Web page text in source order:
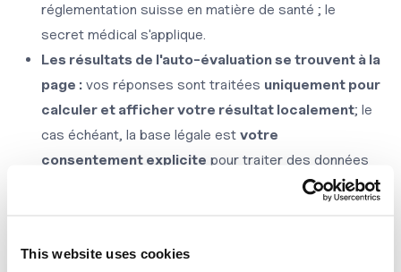
This website uses cookies
réglementation suisse en matière de santé ; le
secret médical s'applique.
Les résultats de l'auto-évaluation se trouvent à la
page : vos réponses sont traitées uniquement pour
calculer et afficher votre résultat localement; le
cas échéant, la base légale estvotre
consentement explicite pour traiter des données
de catégories spéciales à cette fin. Nous ne
Bulletins et mises à jour pédagogiques